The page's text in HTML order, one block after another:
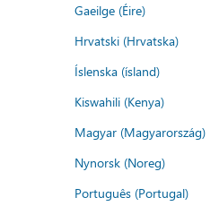
Gaeilge (Éire)
Hrvatski (Hrvatska)
Íslenska (ísland)
Kiswahili (Kenya)
Magyar (Magyarország)
Nynorsk (Noreg)
Português (Portugal)